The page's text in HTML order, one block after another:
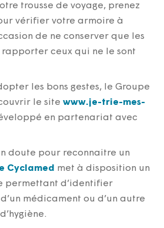
trousse de voyage, prenez
vérifier votre armoire à
de ne conserver que les
ceux qui ne le sont
les bons gestes, le Groupe
le site www.je-trie-mes-
en partenariat avec
doute pour reconnaitre un
Cyclamed met à disposition un
permettant d’identifier
médicament ou d’un autre